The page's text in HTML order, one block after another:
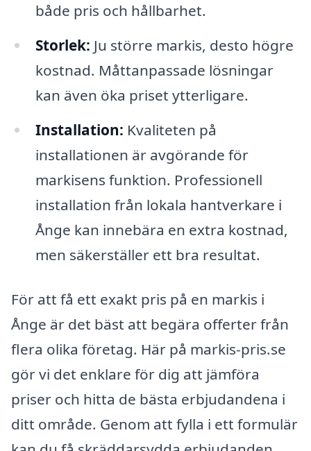
både pris och hållbarhet.
Storlek: Ju större markis, desto högre
kostnad. Måttanpassade lösningar
kan även öka priset ytterligare.
Installation: Kvaliteten på
installationen är avgörande för
markisens funktion. Professionell
installation från lokala hantverkare i
Ånge kan innebära en extra kostnad,
men säkerställer ett bra resultat.
För att få ett exakt pris på en markis i
Ånge är det bäst att begära offerter från
flera olika företag. Här på markis-pris.se
gör vi det enklare för dig att jämföra
priser och hitta de bästa erbjudandena i
ditt område. Genom att fylla i ett formulär